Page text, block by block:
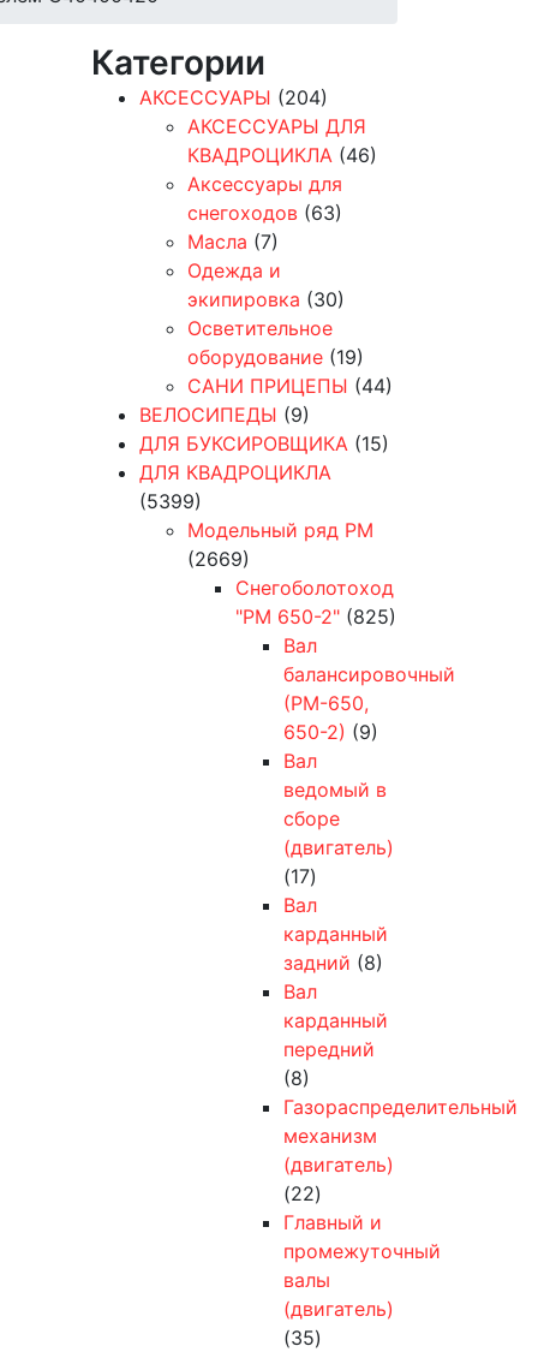
Категории
АКСЕССУАРЫ (204)
АКСЕССУАРЫ ДЛЯ
КВАДРОЦИКЛА (46)
Аксессуары для
снегоходов (63)
Масла (7)
Одежда и
экипировка (30)
Осветительное
оборудование (19)
САНИ ПРИЦЕПЫ (44)
ВЕЛОСИПЕДЫ (9)
ДЛЯ БУКСИРОВЩИКА (15)
ДЛЯ КВАДРОЦИКЛА
(5399)
Модельный ряд РМ
(2669)
Снегоболотоход
"РМ 650-2" (825)
Вал
балансировочный
(РМ-650,
650-2) (9)
Вал
ведомый в
сборе
(двигатель)
(17)
Вал
карданный
задний (8)
Вал
карданный
передний
(8)
Газораспределительный
механизм
(двигатель)
(22)
Главный и
промежуточный
валы
(двигатель)
(35)